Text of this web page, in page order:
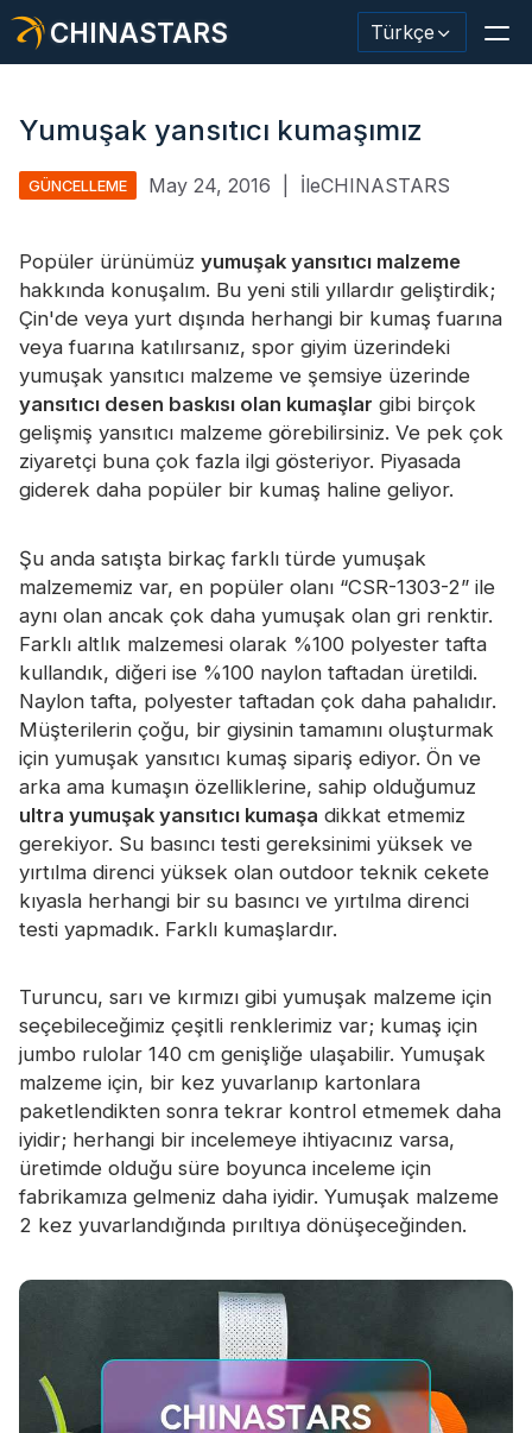
CHINASTARS Türkçe
Yansıtıcı Malzeme / Bant
Moda Yansıtıcı Kumaş
Güvenlik Kıyafetleri
Karanlıkta Parlayan Malzeme
Endüstriyel Yıkama Trimi
CHINASTARS Hakkında
Yeni ürün
Sertifika
Katalog
Video
Temas etmek
Yumuşak yansıtıcı kumaşımız
GÜNCELLEME May 24, 2016 İleCHINASTARS
Popüler ürünümüz yumuşak yansıtıcı malzeme
hakkında konuşalım. Bu yeni stili yıllardır geliştirdik;
Çin'de veya yurt dışında herhangi bir kumaş fuarına
veya fuarına katılırsanız, spor giyim üzerindeki
yumuşak yansıtıcı malzeme ve şemsiye üzerinde
yansıtıcı desen baskısı olan kumaşlar gibi birçok
gelişmiş yansıtıcı malzeme görebilirsiniz. Ve pek çok
ziyaretçi buna çok fazla ilgi gösteriyor. Piyasada
giderek daha popüler bir kumaş haline geliyor.
Şu anda satışta birkaç farklı türde yumuşak
malzememiz var, en popüler olanı “CSR-1303-2” ile
aynı olan ancak çok daha yumuşak olan gri renktir.
Farklı altlık malzemesi olarak %100 polyester tafta
kullandık, diğeri ise %100 naylon taftadan üretildi.
Naylon tafta, polyester taftadan çok daha pahalıdır.
Müşterilerin çoğu, bir giysinin tamamını oluşturmak
için yumuşak yansıtıcı kumaş sipariş ediyor. Ön ve
arka ama kumaşın özelliklerine, sahip olduğumuz
ultra yumuşak yansıtıcı kumaşa dikkat etmemiz
gerekiyor. Su basıncı testi gereksinimi yüksek ve
yırtılma direnci yüksek olan outdoor teknik cekete
kıyasla herhangi bir su basıncı ve yırtılma direnci
testi yapmadık. Farklı kumaşlardır.
Turuncu, sarı ve kırmızı gibi yumuşak malzeme için
seçebileceğimiz çeşitli renklerimiz var; kumaş için
jumbo rulolar 140 cm genişliğe ulaşabilir. Yumuşak
malzeme için, bir kez yuvarlanıp kartonlara
paketlendikten sonra tekrar kontrol etmemek daha
iyidir; herhangi bir incelemeye ihtiyacınız varsa,
üretimde olduğu süre boyunca inceleme için
fabrikamıza gelmeniz daha iyidir. Yumuşak malzeme
2 kez yuvarlandığında pırıltıya dönüşeceğinden.